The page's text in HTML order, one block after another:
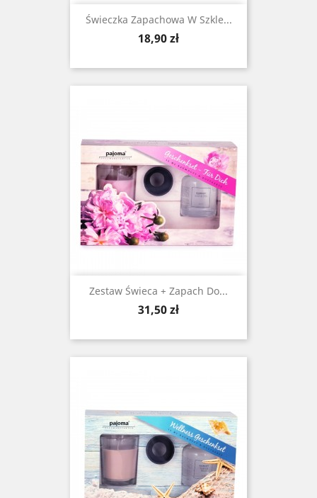
Świeczka Zapachowa W Szkle...
Cena
18,90 zł
Zestaw Świeca + Zapach Do...
Cena
31,50 zł